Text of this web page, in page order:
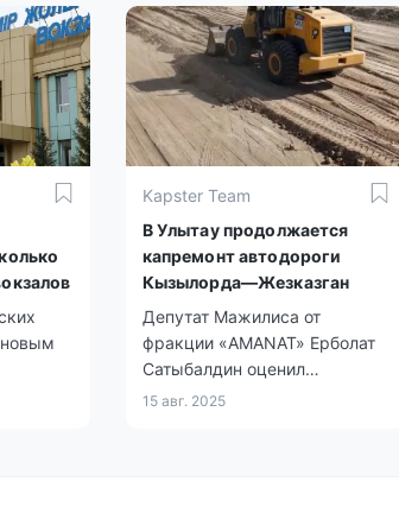
100
новым
Kapster Team
В Улытау продолжается
капремонт автодороги
Кызылорда—Жезказган
Депутат Мажилиса от
фракции «AMANAT» Ерболат
Сатыбалдин оценил
состояние автодороги
15 авг. 2025